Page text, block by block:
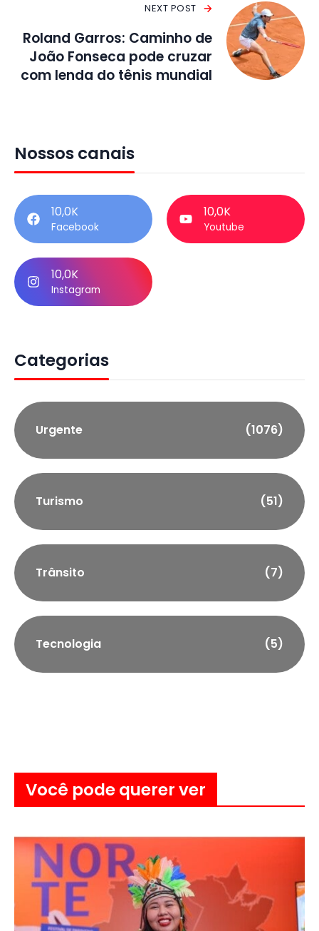
NEXT POST
Roland Garros: Caminho de
João Fonseca pode cruzar
com lenda do tênis mundial
Nossos canais
10,0K
Facebook
10,0K
Youtube
10,0K
Instagram
Categorias
Urgente (1076)
Turismo (51)
Trânsito (7)
Tecnologia (5)
Você pode querer ver